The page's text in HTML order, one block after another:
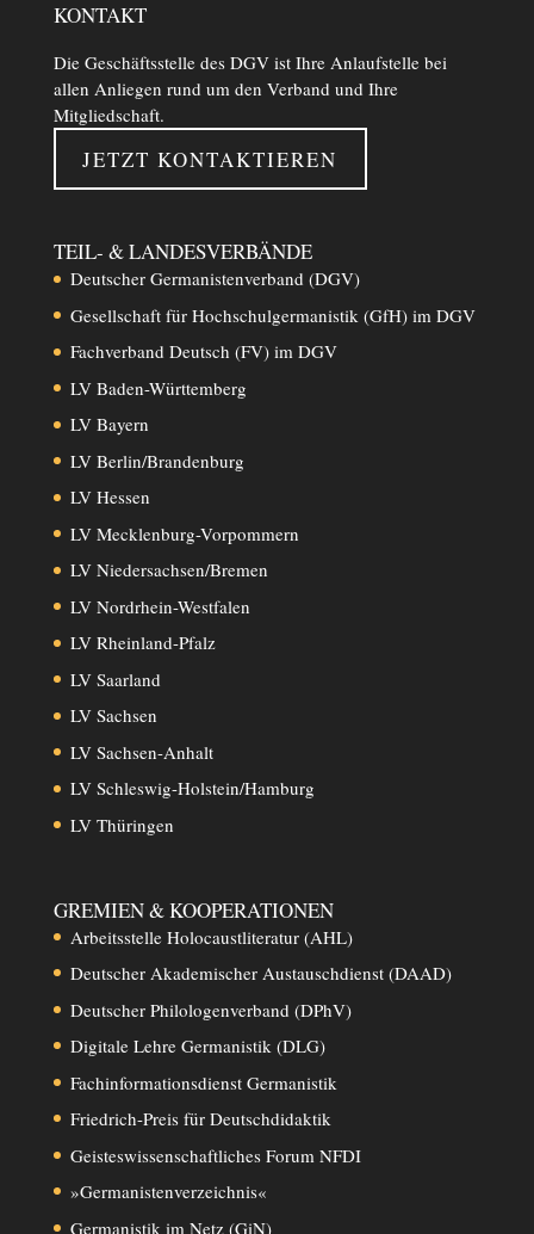
KONTAKT
Die Geschäftsstelle des DGV ist Ihre Anlaufstelle bei
allen Anliegen rund um den Verband und Ihre
Mitgliedschaft.
JETZT KONTAKTIEREN
TEIL- & LANDESVERBÄNDE
Deutscher Germanistenverband (DGV)
Gesellschaft für Hochschulgermanistik (GfH) im DGV
Fachverband Deutsch (FV) im DGV
LV Baden-Württemberg
LV Bayern
LV Berlin/Brandenburg
LV Hessen
LV Mecklenburg-Vorpommern
LV Niedersachsen/Bremen
LV Nordrhein-Westfalen
LV Rheinland-Pfalz
LV Saarland
LV Sachsen
LV Sachsen-Anhalt
LV Schleswig-Holstein/Hamburg
LV Thüringen
GREMIEN & KOOPERATIONEN
Arbeitsstelle Holocaustliteratur (AHL)
Deutscher Akademischer Austauschdienst (DAAD)
Deutscher Philologenverband (DPhV)
Digitale Lehre Germanistik (DLG)
Fachinformationsdienst Germanistik
Friedrich-Preis für Deutschdidaktik
Geisteswissenschaftliches Forum NFDI
»Germanistenverzeichnis«
Germanistik im Netz (GiN)